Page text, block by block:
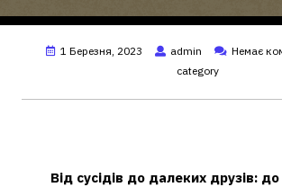
1 Березня, 2023 admin Немає
category
Від сусідів до далеких друзів: